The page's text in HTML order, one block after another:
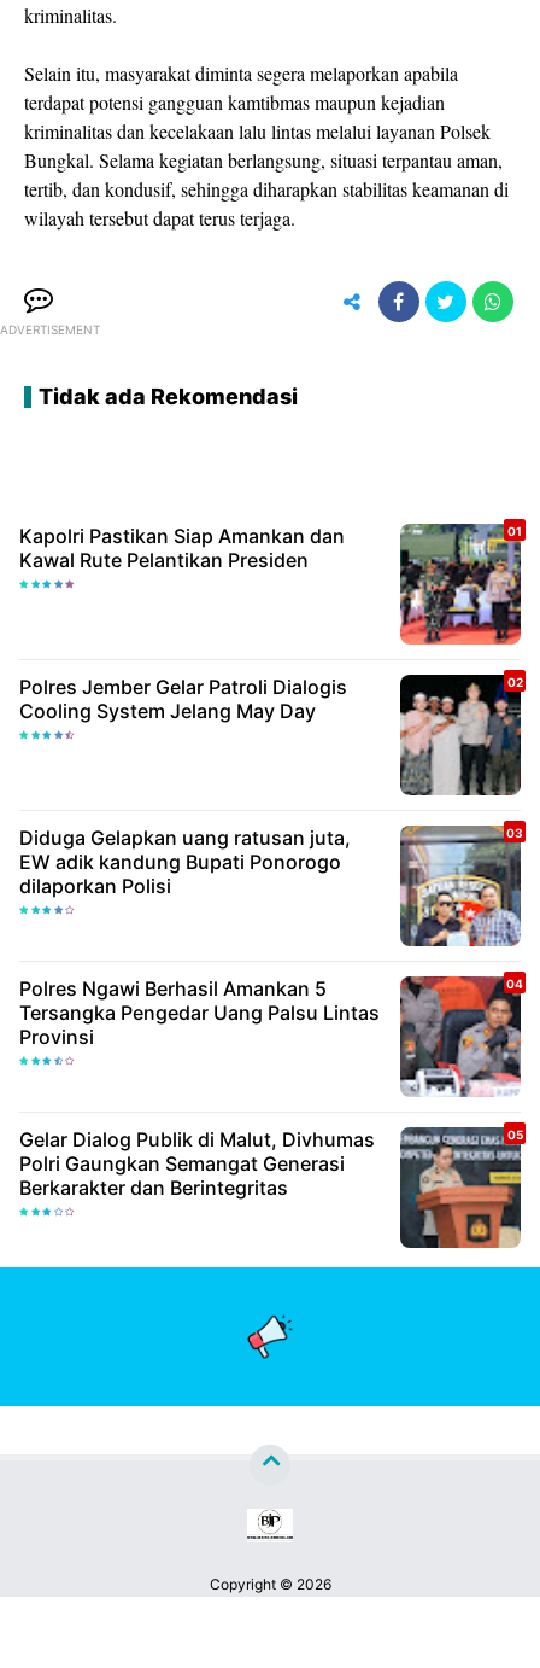
kriminalitas.
Selain itu, masyarakat diminta segera melaporkan apabila
terdapat potensi gangguan kamtibmas maupun kejadian
kriminalitas dan kecelakaan lalu lintas melalui layanan Polsek
Bungkal. Selama kegiatan berlangsung, situasi terpantau aman,
tertib, dan kondusif, sehingga diharapkan stabilitas keamanan di
wilayah tersebut dapat terus terjaga.
ADVERTISEMENT
Tidak ada Rekomendasi
Kapolri Pastikan Siap Amankan dan
Kawal Rute Pelantikan Presiden
Polres Jember Gelar Patroli Dialogis
Cooling System Jelang May Day
Diduga Gelapkan uang ratusan juta,
EW adik kandung Bupati Ponorogo
dilaporkan Polisi
Polres Ngawi Berhasil Amankan 5
Tersangka Pengedar Uang Palsu Lintas
Provinsi
Gelar Dialog Publik di Malut, Divhumas
Polri Gaungkan Semangat Generasi
Berkarakter dan Berintegritas
Copyright © 2026
Berita Jatim Pos™